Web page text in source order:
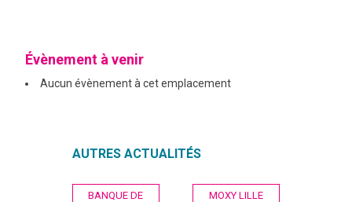
PUBLICATIONS
Évènement à venir
Aucun évènement à cet emplacement
AUTRES ACTUALITÉS
Navigation
BANQUE DE
MOXY LILLE